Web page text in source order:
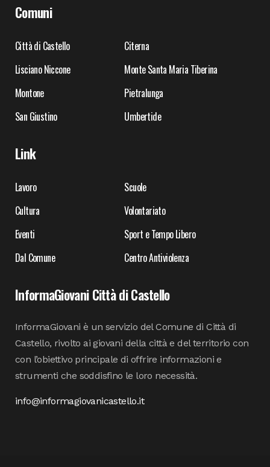
Comuni
Città di Castello
Citerna
Lisciano Niccone
Monte Santa Maria Tiberina
Montone
Pietralunga
San Giustino
Umbertide
Link
Lavoro
Scuole
Cultura
Volontariato
Eventi
Sport e Tempo Libero
Dal Comune
Centro Antiviolenza
InformaGiovani Città di Castello
InformaGiovani è un servizio del Comune di Città di
Castello, rivolto ai giovani della città e del territorio con
con l’obiettivo principale di offrire informazioni e
strumenti che soddisfino le loro necessità.
info@informagiovanicastello.it